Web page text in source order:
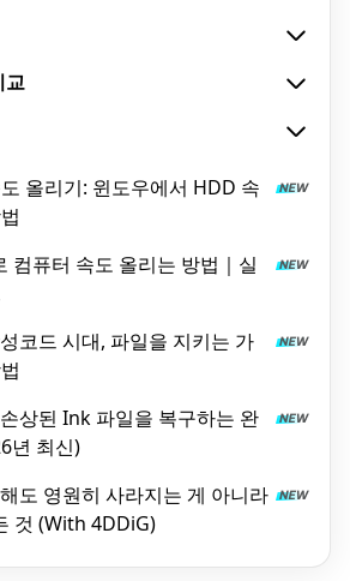
교
올리기: 윈도우에서 HDD 속
컴퓨터 속도 올리는 방법｜실
코드 시대, 파일을 지키는 가
상된 Ink 파일을 복구하는 완
년 최신)
도 영원히 사라지는 게 아니라
것 (With 4DDiG)